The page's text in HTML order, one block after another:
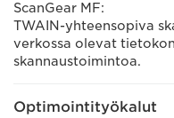
ScanGear MF:
TWAIN-yhteensopiva
verkossa olevat
skannaustoimintoa.
Optimointityökalut